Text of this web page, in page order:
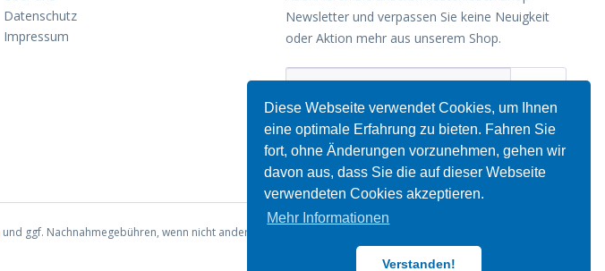
Diese Webseite verwendet Cookies, um Ihnen
eine optimale Erfahrung zu bieten. Fahren Sie
fort, ohne Änderungen vorzunehmen, gehen wir
davon aus, dass Sie die auf dieser Webseite
verwendeten Cookies akzeptieren.
Mehr Informationen
Verstanden!
Datenschutz
Impressum
Newsletter und verpassen Sie keine Neuigkeit
oder Aktion mehr aus unserem Shop.
Ich habe dieDatenschutzbestimmungen zur
Kenntnis genommen.
und ggf. Nachnahmegebühren, wenn nicht anders beschrieben